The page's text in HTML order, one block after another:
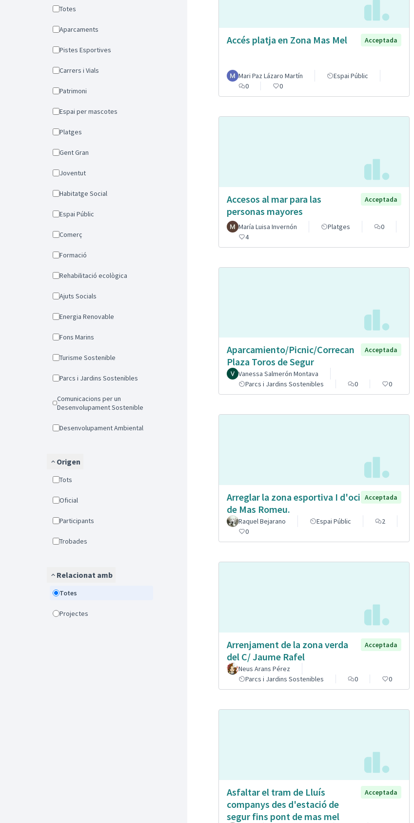
Totes
Aparcaments
Pistes Esportives
Carrers i Vials
Patrimoni
Espai per mascotes
Platges
Gent Gran
Joventut
Habitatge Social
Espai Públic
Comerç
Formació
Rehabilitació ecològica
Ajuts Socials
Energia Renovable
Fons Marins
Turisme Sostenible
Parcs i Jardins Sostenibles
Comunicacions per un
Desenvolupament Sostenible
Desenvolupament Ambiental
Origen
Tots
Oficial
Participants
Trobades
Relacionat amb
Totes
Projectes
Accés platja en Zona Mas Mel Acceptada
Mari Paz Lázaro Martín
Espai Públic
0
0
Accesos al mar para las
personas mayores
Acceptada
María Luisa Invernón Platges
0
4
Aparcamiento/Picnic/Correcan
Plaza Toros de Segur
Acceptada
Vanessa Salmerón Montava
Parcs i Jardins Sostenibles
0 0
Arreglar la zona esportiva I d'oci
de Mas Romeu.
Acceptada
Raquel Bejarano Espai Públic
2
0
Arrenjament de la zona verda
del C/ Jaume Rafel
Acceptada
Neus Arans Pérez
Parcs i Jardins Sostenibles
0 0
Asfaltar el tram de Lluís
companys des d'estació de
segur fins pont de mas mel
Acceptada